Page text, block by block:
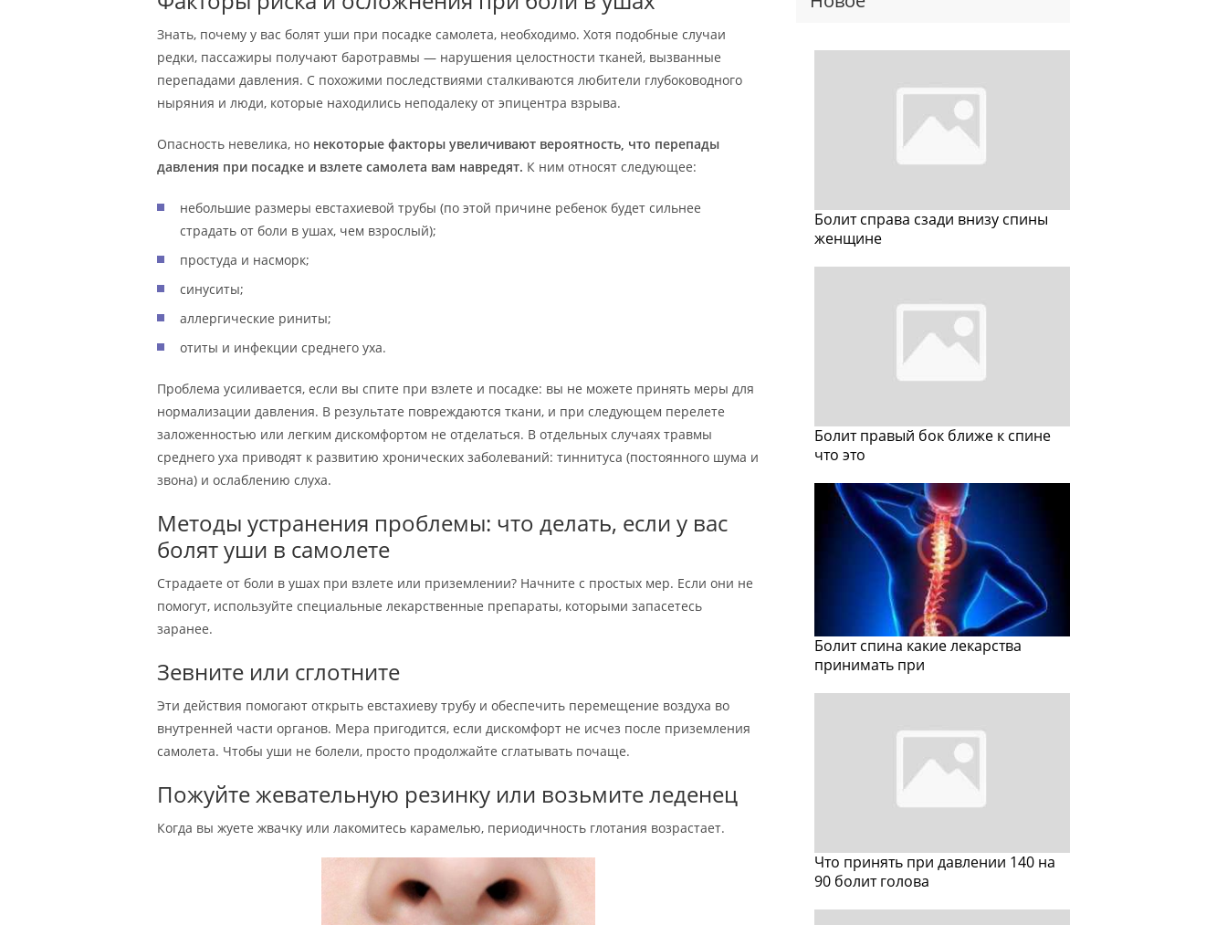
Знать, почему у вас болят уши при посадке самолета, необходимо. Хотя подобные случаи
редки, пассажиры получают баротравмы — нарушения целостности тканей, вызванные
перепадами давления. С похожими последствиями сталкиваются любители глубоководного
ныряния и люди, которые находились неподалеку от эпицентра взрыва.
Опасность невелика, но некоторые факторы увеличивают вероятность, что перепады
давления при посадке и взлете самолета вам навредят. К ним относят следующее:
небольшие размеры евстахиевой трубы (по этой причине ребенок будет сильнее
страдать от боли в ушах, чем взрослый);
простуда и насморк;
синуситы;
аллергические риниты;
отиты и инфекции среднего уха.
Проблема усиливается, если вы спите при взлете и посадке: вы не можете принять меры для
нормализации давления. В результате повреждаются ткани, и при следующем перелете
заложенностью или легким дискомфортом не отделаться. В отдельных случаях травмы
среднего уха приводят к развитию хронических заболеваний: тиннитуса (постоянного шума и
звона) и ослаблению слуха.
Методы устранения проблемы: что делать, если у вас
болят уши в самолете
Страдаете от боли в ушах при взлете или приземлении? Начните с простых мер. Если они не
помогут, используйте специальные лекарственные препараты, которыми запасетесь
заранее.
Зевните или сглотните
Эти действия помогают открыть евстахиеву трубу и обеспечить перемещение воздуха во
внутренней части органов. Мера пригодится, если дискомфорт не исчез после приземления
самолета. Чтобы уши не болели, просто продолжайте сглатывать почаще.
Пожуйте жевательную резинку или возьмите леденец
Когда вы жуете жвачку или лакомитесь карамелью, периодичность глотания возрастает.
Болит справа сзади внизу спины
женщине
Болит правый бок ближе к спине
что это
Болит спина какие лекарства
принимать при
Что принять при давлении 140 на
90 болит голова